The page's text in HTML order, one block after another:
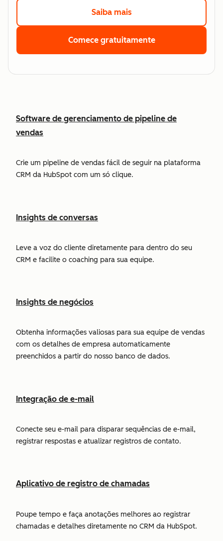
Saiba mais
Comece gratuitamenteClique aqui para
Software de gerenciamento de pipeline de
vendas
Crie um pipeline de vendas fácil de seguir na plataforma
CRM da HubSpot com um só clique.
Insights de conversas
Leve a voz do cliente diretamente para dentro do seu
CRM e facilite o coaching para sua equipe.
Insights de negócios
Obtenha informações valiosas para sua equipe de vendas
com os detalhes de empresa automaticamente
preenchidos a partir do nosso banco de dados.
Integração de e-mail
Conecte seu e-mail para disparar sequências de e-mail,
registrar respostas e atualizar registros de contato.
Aplicativo de registro de chamadas
Poupe tempo e faça anotações melhores ao registrar
chamadas e detalhes diretamente no CRM da HubSpot.